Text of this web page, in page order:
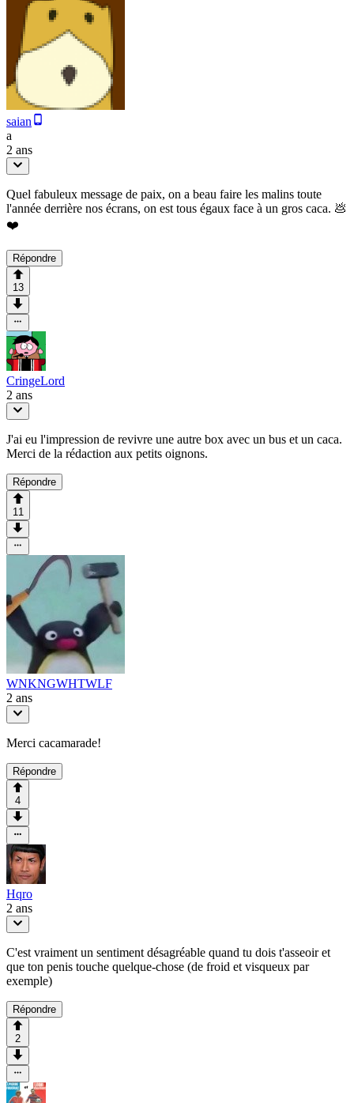
saian
a
2 ans
Quel fabuleux message de paix, on a beau faire les malins toute
l'année derrière nos écrans, on est tous égaux face à un gros caca. 💩
❤️
Répondre
13
CringeLord
2 ans
J'ai eu l'impression de revivre une autre box avec un bus et un caca.
Merci de la rédaction aux petits oignons.
Répondre
11
WNKNGWHTWLF
2 ans
Merci cacamarade!
Répondre
4
Hqro
2 ans
C'est vraiment un sentiment désagréable quand tu dois t'asseoir et
que ton penis touche quelque-chose (de froid et visqueux par
exemple)
Répondre
2